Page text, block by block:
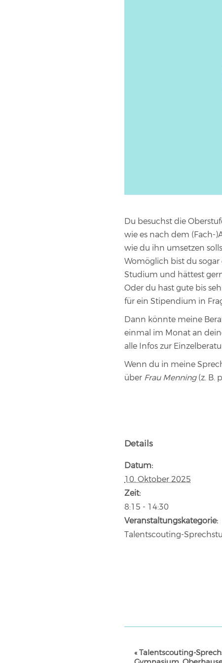
Du besuchst die
wie es nach dem (Fach-
wie du ihn umsetzen
Womöglich bist du
Studium und hättest
Oder du hast gute bis
für ein Stipendium in
Dann könnte meine
einmal im Monat an
alle Infos zur
Wenn du in meine
über Frau Menning (z. B.
Details
Datum:
10. Oktober 2025
Zeit:
8:15 - 14:30
Veranstaltungskategorie:
Talentscouting-
VERANSTALTUNG-
NAVIGATION
«Talentscouting-